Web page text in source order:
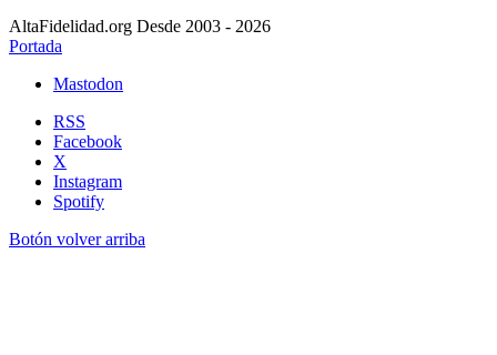
AltaFidelidad.org Desde 2003 - 2026
Portada
Mastodon
RSS
Facebook
X
Instagram
Spotify
Botón volver arriba